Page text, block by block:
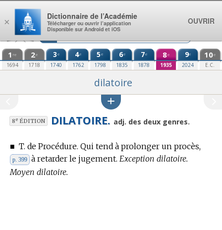
Aller au contenu
1 re
1694
2e
1718
3e
1740
4e
1762
5e
1798
6e
1835
7e
1878
8e
1935
9e
2024
10e
E.C.
dilatoire
8eÉDITION DILATOIRE. adj. des deux genres.
■ T. de Procédure. Qui tend à prolonger un procès,
p. 399 à retarder le jugement. Exception dilatoire.
Moyen dilatoire.
×
Dictionnaire de l’Académie
Télécharger ou ouvrir l’application
Disponible sur Android et iOS
OUVRIR